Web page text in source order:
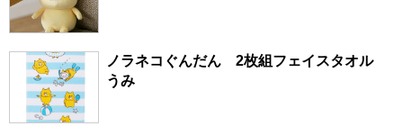
ノラネコぐんだん 2枚組フェイスタオル
うみ